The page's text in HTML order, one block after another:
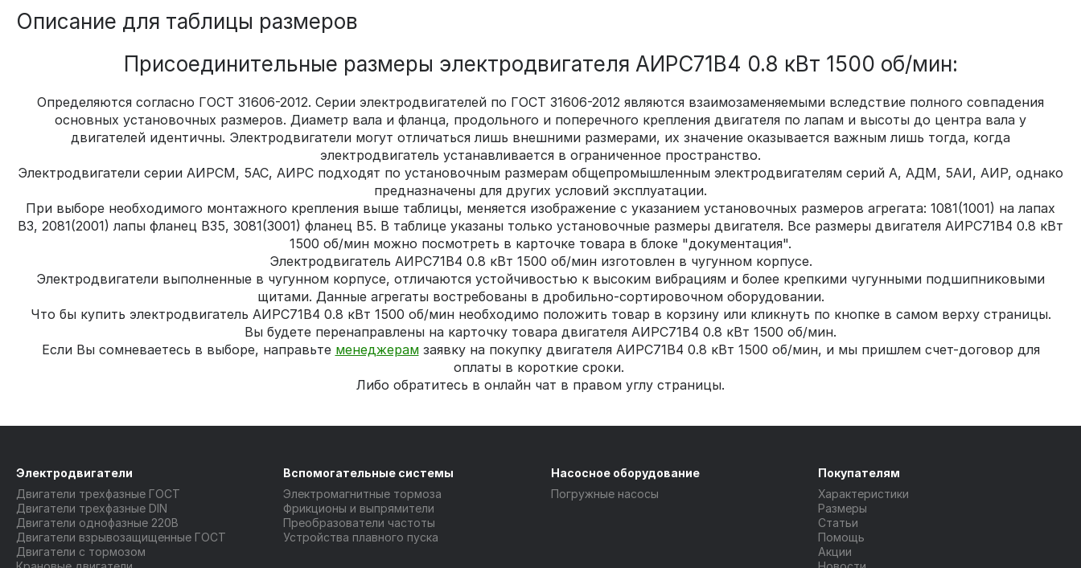
Описание для таблицы размеров
Присоединительные размеры электродвигателя АИРС71В4 0.8 кВт 1500 об/мин:
Определяются согласно ГОСТ 31606-2012. Серии электродвигателей по ГОСТ 31606-2012 являются взаимозаменяемыми вследствие полного совпадения
основных установочных размеров. Диаметр вала и фланца, продольного и поперечного крепления двигателя по лапам и высоты до центра вала у
двигателей идентичны. Электродвигатели могут отличаться лишь внешними размерами, их значение оказывается важным лишь тогда, когда
электродвигатель устанавливается в ограниченное пространство.
Электродвигатели серии АИРСМ, 5АС, АИРС подходят по установочным размерам общепромышленным электродвигателям серий А, АДМ, 5АИ, АИР, однако
предназначены для других условий эксплуатации.
При выборе необходимого монтажного крепления выше таблицы, меняется изображение с указанием установочных размеров агрегата: 1081(1001) на лапах
В3, 2081(2001) лапы фланец В35, 3081(3001) фланец В5. В таблице указаны только установочные размеры двигателя. Все размеры двигателя АИРС71В4 0.8 кВт
1500 об/мин можно посмотреть в карточке товара в блоке "документация".
Электродвигатель АИРС71В4 0.8 кВт 1500 об/мин изготовлен в чугунном корпусе.
Электродвигатели выполненные в чугунном корпусе, отличаются устойчивостью к высоким вибрациям и более крепкими чугунными подшипниковыми
щитами. Данные агрегаты востребованы в дробильно-сортировочном оборудовании.
Что бы купить электродвигатель АИРС71В4 0.8 кВт 1500 об/мин необходимо положить товар в корзину или кликнуть по кнопке в самом верху страницы.
Вы будете перенаправлены на карточку товара двигателя АИРС71В4 0.8 кВт 1500 об/мин.
Если Вы сомневаетесь в выборе, направьте менеджерамзаявку на покупку двигателя АИРС71В4 0.8 кВт 1500 об/мин, и мы пришлем счет-договор для
оплаты в короткие сроки.
Либо обратитесь в онлайн чат в правом углу страницы.
Электродвигатели
Двигатели трехфазные ГОСТ
Двигатели трехфазные DIN
Двигатели однофазные 220В
Двигатели взрывозащищенные ГОСТ
Двигатели с тормозом
Вспомогательные системы
Электромагнитные тормоза
Фрикционы и выпрямители
Преобразователи частоты
Устройства плавного пуска
Насосное оборудование
Погружные насосы
Покупателям
Характеристики
Размеры
Статьи
Помощь
Акции